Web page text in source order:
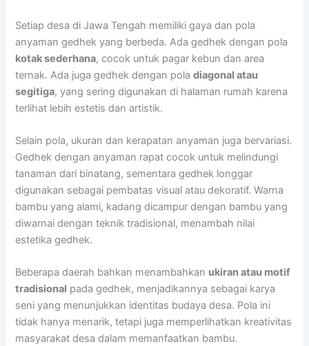
Setiap desa di Jawa Tengah memiliki gaya dan pola
anyaman gedhek yang berbeda. Ada gedhek dengan pola
kotak sederhana, cocok untuk pagar kebun dan area
ternak. Ada juga gedhek dengan poladiagonal atau
segitiga, yang sering digunakan di halaman rumah karena
terlihat lebih estetis dan artistik.
Selain pola, ukuran dan kerapatan anyaman juga bervariasi.
Gedhek dengan anyaman rapat cocok untuk melindungi
tanaman dari binatang, sementara gedhek longgar
digunakan sebagai pembatas visual atau dekoratif. Warna
bambu yang alami, kadang dicampur dengan bambu yang
diwarnai dengan teknik tradisional, menambah nilai
estetika gedhek.
Beberapa daerah bahkan menambahkan ukiran atau motif
tradisional pada gedhek, menjadikannya sebagai karya
seni yang menunjukkan identitas budaya desa. Pola ini
tidak hanya menarik, tetapi juga memperlihatkan kreativitas
masyarakat desa dalam memanfaatkan bambu.